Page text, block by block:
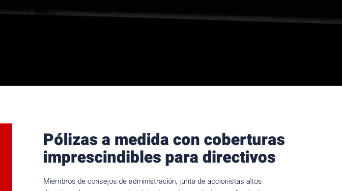
Pólizas a medida con coberturas
imprescindibles para directivos
Miembros de consejos de administración, junta de accionistas altos